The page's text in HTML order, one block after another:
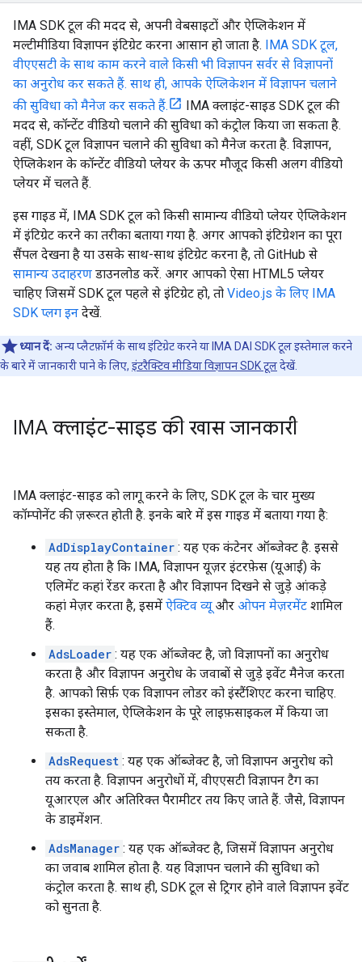
IMA SDK टूल की मदद से, अपनी वेबसाइटों और ऐप्लिकेशन में
मल्टीमीडिया विज्ञापन इंटिग्रेट करना आसान हो जाता है. IMA SDK टूल,
वीएएसटी के साथ काम करने वाले किसी भी विज्ञापन सर्वर से विज्ञापनों
का अनुरोध कर सकते हैं. साथ ही, आपके ऐप्लिकेशन में विज्ञापन चलाने
की सुविधा को मैनेज कर सकते हैं.
IMA क्लाइंट-साइड SDK टूल की
मदद से, कॉन्टेंट वीडियो चलाने की सुविधा को कंट्रोल किया जा सकता है.
वहीं, SDK टूल विज्ञापन चलाने की सुविधा को मैनेज करता है. विज्ञापन,
ऐप्लिकेशन के कॉन्टेंट वीडियो प्लेयर के ऊपर मौजूद किसी अलग वीडियो
प्लेयर में चलते हैं.
इस गाइड में, IMA SDK टूल को किसी सामान्य वीडियो प्लेयर ऐप्लिकेशन
में इंटिग्रेट करने का तरीका बताया गया है. अगर आपको इंटिग्रेशन का पूरा
सैंपल देखना है या उसके साथ-साथ इंटिग्रेट करना है, तो GitHub से
सामान्य उदाहरण डाउनलोड करें. अगर आपको ऐसा HTML5 प्लेयर
चाहिए जिसमें SDK टूल पहले से इंटिग्रेट हो, तो Video.js के लिए IMA
SDK प्लग इन देखें.
ध्यान दें: अन्य प्लैटफ़ॉर्म के साथ इंटिग्रेट करने या IMA DAI SDK टूल इस्तेमाल करने
के बारे में जानकारी पाने के लिए, इंटरैक्टिव मीडिया विज्ञापन SDK टूलदेखें.
IMA क्लाइंट-साइड की खास जानकारी
IMA क्लाइंट-साइड को लागू करने के लिए, SDK टूल के चार मुख्य
कॉम्पोनेंट की ज़रूरत होती है. इनके बारे में इस गाइड में बताया गया है:
AdDisplayContainer : यह एक कंटेनर ऑब्जेक्ट है. इससे
यह तय होता है कि IMA, विज्ञापन यूज़र इंटरफ़ेस (यूआई) के
एलिमेंट कहां रेंडर करता है और विज्ञापन दिखने से जुड़े आंकड़े
कहां मेज़र करता है, इसमें ऐक्टिव व्यूऔर ओपन मेज़रमेंट शामिल
हैं.
AdsLoader : यह एक ऑब्जेक्ट है, जो विज्ञापनों का अनुरोध
करता है और विज्ञापन अनुरोध के जवाबों से जुड़े इवेंट मैनेज करता
है. आपको सिर्फ़ एक विज्ञापन लोडर को इंस्टैंशिएट करना चाहिए.
इसका इस्तेमाल, ऐप्लिकेशन के पूरे लाइफ़साइकल में किया जा
सकता है.
AdsRequest : यह एक ऑब्जेक्ट है, जो विज्ञापन अनुरोध को
तय करता है. विज्ञापन अनुरोधों में, वीएएसटी विज्ञापन टैग का
यूआरएल और अतिरिक्त पैरामीटर तय किए जाते हैं. जैसे, विज्ञापन
के डाइमेंशन.
AdsManager : यह एक ऑब्जेक्ट है, जिसमें विज्ञापन अनुरोध
का जवाब शामिल होता है. यह विज्ञापन चलाने की सुविधा को
कंट्रोल करता है. साथ ही, SDK टूल से ट्रिगर होने वाले विज्ञापन इवेंट
को सुनता है.